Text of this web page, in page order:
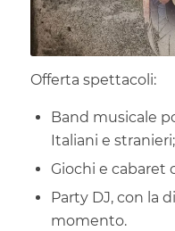
Offerta spettacoli:
Band musicale
Italiani e stranieri;
Giochi e cabaret
Party DJ, con la
momento.